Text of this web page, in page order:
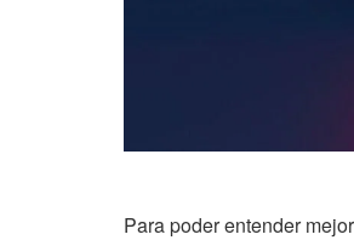
Para poder entender